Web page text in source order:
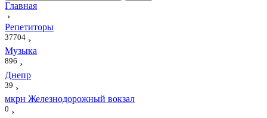
Главная
›
Репетиторы
37704 ›
Музыка
896 ›
Днепр
39 ›
мкрн Железнодорожный вокзал
0 ›